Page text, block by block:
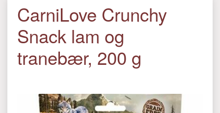
CarniLove Crunchy
Snack lam og
tranebær, 200 g